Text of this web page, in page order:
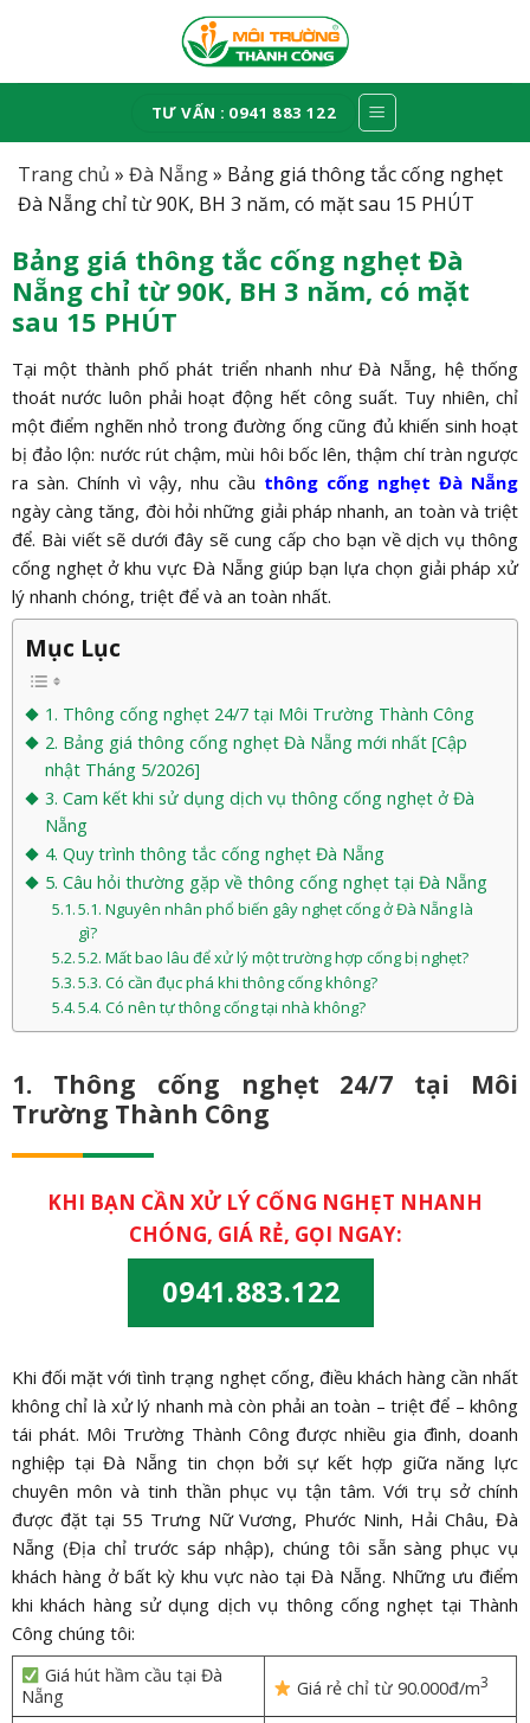
TƯ VẤN : 0941 883 122
Trang chủ » Đà Nẵng» Bảng giá thông tắc cống nghẹt
Đà Nẵng chỉ từ 90K, BH 3 năm, có mặt sau 15 PHÚT
Bảng giá thông tắc cống nghẹt Đà
Nẵng chỉ từ 90K, BH 3 năm, có mặt
sau 15 PHÚT
Tại một thành phố phát triển nhanh như Đà Nẵng, hệ thống
thoát nước luôn phải hoạt động hết công suất. Tuy nhiên, chỉ
một điểm nghẽn nhỏ trong đường ống cũng đủ khiến sinh hoạt
bị đảo lộn: nước rút chậm, mùi hôi bốc lên, thậm chí tràn ngược
ra sàn. Chính vì vậy, nhu cầu thông cống nghẹt Đà Nẵng
ngày càng tăng, đòi hỏi những giải pháp nhanh, an toàn và triệt
để. Bài viết sẽ dưới đây sẽ cung cấp cho bạn về dịch vụ thông
cống nghẹt ở khu vực Đà Nẵng giúp bạn lựa chọn giải pháp xử
lý nhanh chóng, triệt để và an toàn nhất.
Mục Lục
1. Thông cống nghẹt 24/7 tại Môi Trường Thành Công
2. Bảng giá thông cống nghẹt Đà Nẵng mới nhất [Cập
nhật Tháng 5/2026]
3. Cam kết khi sử dụng dịch vụ thông cống nghẹt ở Đà
Nẵng
4. Quy trình thông tắc cống nghẹt Đà Nẵng
5. Câu hỏi thường gặp về thông cống nghẹt tại Đà Nẵng
5.1. Nguyên nhân phổ biến gây nghẹt cống ở Đà Nẵng là
gì?
5.2. Mất bao lâu để xử lý một trường hợp cống bị nghẹt?
5.3. Có cần đục phá khi thông cống không?
5.4. Có nên tự thông cống tại nhà không?
1. Thông cống nghẹt 24/7 tại Môi
Trường Thành Công
KHI BẠN CẦN XỬ LÝ CỐNG NGHẸT NHANH
CHÓNG, GIÁ RẺ, GỌI NGAY:
0941.883.122
Khi đối mặt với tình trạng nghẹt cống, điều khách hàng cần nhất
không chỉ là xử lý nhanh mà còn phải an toàn – triệt để – không
tái phát. Môi Trường Thành Công được nhiều gia đình, doanh
nghiệp tại Đà Nẵng tin chọn bởi sự kết hợp giữa năng lực
chuyên môn và tinh thần phục vụ tận tâm. Với trụ sở chính
được đặt tại 55 Trưng Nữ Vương, Phước Ninh, Hải Châu, Đà
Nẵng (Địa chỉ trước sáp nhập), chúng tôi sẵn sàng phục vụ
khách hàng ở bất kỳ khu vực nào tại Đà Nẵng. Những ưu điểm
khi khách hàng sử dụng dịch vụ thông cống nghẹt tại Thành
Công chúng tôi:
Giá hút hầm cầu tại Đà
Nẵng
Giá rẻ chỉ từ 90.000đ/m3